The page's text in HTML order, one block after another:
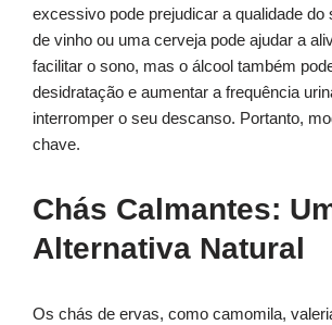
excessivo pode prejudicar a qualidade do
de vinho ou uma cerveja pode ajudar a
facilitar o sono, mas o álcool também
desidratação e aumentar a frequência
interromper o seu descanso. Portanto,
chave.
Chás Calmantes:
Alternativa Natural
Os chás de ervas, como camomila,